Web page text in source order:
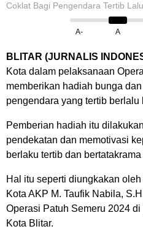
Coklat Bagi Pengendara Tertib
A- A
BLITAR (JURNALIS
Kota dalam pelaksanaan
memberikan hadiah bunga
pengendara yang tertib berlalu
Pemberian hadiah itu
pendekatan dan memotivasi
berlaku tertib dan
Hal itu seperti diungkakan
Kota AKP M. Taufik Nabila,
Operasi Patuh Semeru 2024
Kota Blitar.